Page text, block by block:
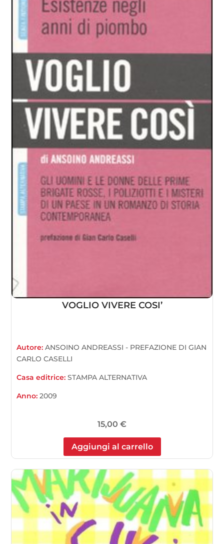
VOGLIO VIVERE COSI’
Autore:ANSOINO ANDREASSI - PREFAZIONE DI GIAN
CARLO CASELLI
Casa editrice:STAMPA ALTERNATIVA
Anno:2009
15,00 €
Aggiungi al carrello